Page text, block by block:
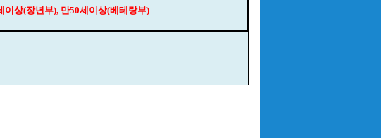
이상(장년부), 만50세이상(베테랑부)